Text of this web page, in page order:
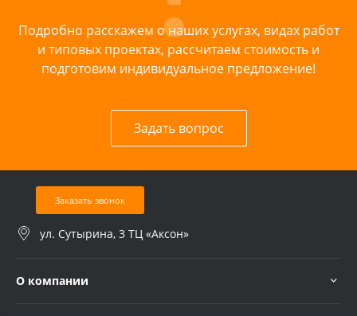
Подробно расскажем о наших услугах, видах работ
и типовых проектах, рассчитаем стоимость и
подготовим индивидуальное предложение!
Задать вопрос
Заказать звонок
ул. Сутырина, 3 ТЦ «Аксон»
О компании